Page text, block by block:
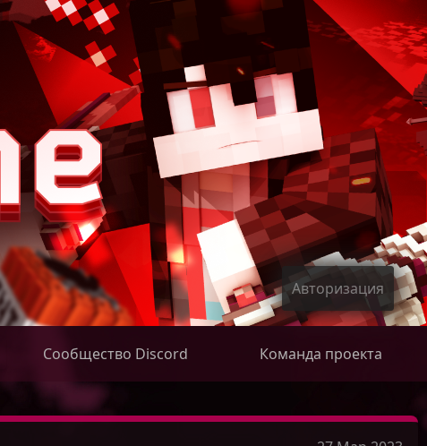
Авторизация
Сообщество Discord Команда проекта